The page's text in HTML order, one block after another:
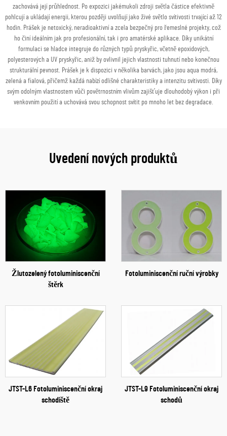
zachovává její průhlednost. Po expozici jakémukoli zdroji světla částice efektivně
pohlcují a ukládají energii, kterou později uvolňují jako živé světlo svítivosti trvající až 12
hodin. Prášek je netoxický, neradioaktivní a zcela bezpečný pro řemeslné projekty, což
ho činí ideálním jak pro profesionální, tak i pro amatérské aplikace. Díky unikátní
formulaci se hladce integruje do různých typů pryskyřic, včetně epoxidových,
polyesterových a UV pryskyřic, aniž by ovlivnil jejich vlastnosti tuhnutí nebo konečnou
strukturální pevnost. Prášek je k dispozici v několika barvách, jako jsou aqua modrá,
zelená a fialová, přičemž každá nabízí odlišné charakteristiky a intenzitu svítivosti. Díky
svým odolným vlastnostem vůči povětrnostním vlivům zajišťuje dlouhodobý výkon i při
venkovním použití a uchovává svou schopnost svítit po mnoho let bez degradace.
Uvedení nových produktů
Žlutozelený fotoluminiscenční
štěrk
Fotoluminiscenční ruční výrobky
JTST-L6 Fotoluminiscenční okraj
schodiště
JTST-L9 Fotoluminiscenční okraj
schodů